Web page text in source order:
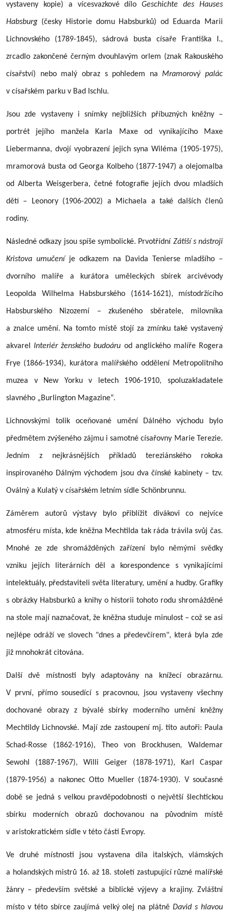
vystaveny kopie) a vícesvazkové díloGeschichte des Hauses
Habsburg (česky Historie domu Habsburků) od Eduarda Marii
Lichnovského (1789-1845), sádrová busta císaře Františka I.,
zrcadlo zakončené černým dvouhlavým orlem (znak Rakouského
císařství) nebo malý obraz s pohledem na Mramorový palác
v císařském parku v Bad Ischlu.
Jsou zde vystaveny i snímky nejbližších příbuzných kněžny –
portrét jejího manžela Karla Maxe od vynikajícího Maxe
Liebermanna, dvojí vyobrazení jejich syna Wiléma (1905-1975),
mramorová busta od Georga Kolbeho (1877-1947) a olejomalba
od Alberta Weisgerbera, četné fotografie jejích dvou mladších
dětí – Leonory(1906-2002) a Michaela a také dalších členů
rodiny.
Následné odkazy jsou spíše symbolické. Prvotřídní Zátiší s nástroji
Kristova umučeníje odkazem na Davida Tenierse mladšího –
dvorního malíře a kurátora uměleckých sbírek arcivévody
Leopolda Wilhelma Habsburského (1614-1621), místodržícího
Habsburského Nizozemí – zkušeného sběratele, milovníka
a znalce umění. Na tomto místě stojí za zmínku také vystavený
akvarel Interiér ženského budoáru od anglického malíře Rogera
Frye (1866-1934), kurátora malířského oddělení Metropolitního
muzea v New Yorku v letech 1906-1910, spoluzakladatele
slavného „Burlington Magazine“.
Lichnovskými tolik oceňované umění Dálného východu bylo
předmětem zvýšeného zájmu i samotné císařovny Marie Terezie.
Jedním z nejkrásnějších příkladů tereziánského rokoka
inspirovaného Dálným východem jsou dva čínské kabinety – tzv.
Oválný a Kulatý v císařském letním sídle Schönbrunnu.
Záměrem autorů výstavy bylo přiblížit divákovi co nejvíce
atmosféru místa, kde kněžna Mechtilda tak ráda trávila svůj čas.
Mnohé ze zde shromážděných zařízení bylo němými svědky
vzniku jejích literárních děl a korespondence s vynikajícími
intelektuály, představiteli světa literatury, umění a hudby. Grafiky
s obrázky Habsburků a knihy o historii tohoto rodu shromážděné
na stole mají naznačovat, že kněžna studuje minulost – což se asi
nejlépe odráží ve slovech "dnes a předevčírem", která byla zde
již mnohokrát citována.
Další dvě místnosti byly adaptovány na knížecí obrazárnu.
V první, přímo sousedící s pracovnou, jsou vystaveny všechny
dochované obrazy z bývalé sbírky moderního umění kněžny
Mechtildy Lichnovské. Mají zde zastoupení mj. tito autoři: Paula
Schad-Rosse (1862-1916), Theo von Brockhusen, Waldemar
Sewohl (1887-1967), Willi Geiger (1878-1971), Karl Caspar
(1879-1956) a nakonec Otto Mueller (1874-1930). V současné
době se jedná s velkou pravděpodobností o největší šlechtickou
sbírku moderních obrazů dochovanou na původním místě
v aristokratickém sídle v této části Evropy.
Ve druhé místnosti jsou vystavena díla italských, vlámských
a holandských mistrů 16. až 18. století zastupující různé malířské
žánry – především světské a biblické výjevy a krajiny. Zvláštní
místo v této sbírce zaujímá velký olej na plátněDavid s hlavou